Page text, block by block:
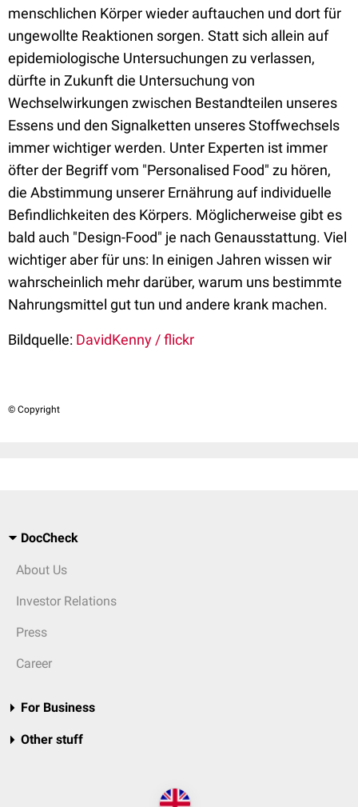
menschlichen Körper wieder auftauchen und dort für
ungewollte Reaktionen sorgen. Statt sich allein auf
epidemiologische Untersuchungen zu verlassen,
dürfte in Zukunft die Untersuchung von
Wechselwirkungen zwischen Bestandteilen unseres
Essens und den Signalketten unseres Stoffwechsels
immer wichtiger werden. Unter Experten ist immer
öfter der Begriff vom "Personalised Food" zu hören,
die Abstimmung unserer Ernährung auf individuelle
Befindlichkeiten des Körpers. Möglicherweise gibt es
bald auch "Design-Food" je nach Genausstattung. Viel
wichtiger aber für uns: In einigen Jahren wissen wir
wahrscheinlich mehr darüber, warum uns bestimmte
Nahrungsmittel gut tun und andere krank machen.
Bildquelle: DavidKenny / flickr
© Copyright
DocCheck
About Us
Investor Relations
Press
Career
For Business
Other stuff